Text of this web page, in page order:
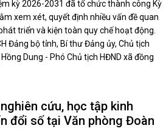
xem xét, quyết định nhiều vấn đề quan
triển và kiện toàn quy chế hoạt động.
Đảng bộ tỉnh, Bí thư Đảng ủy, Chủ tịch
Dung - Phó Chủ tịch HĐND xã đồng
đổi số tại Văn phòng Đoàn